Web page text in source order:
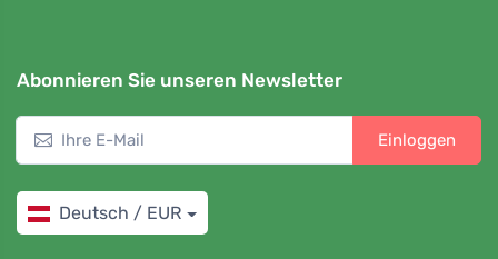
Abonnieren Sie unseren Newsletter
Einloggen
Deutsch / EUR